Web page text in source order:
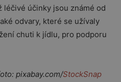
léčivé účinky jsou známé od
odvary, které se užívaly
chuti k jídlu, pro podporu
pixabay.com/StockSnap